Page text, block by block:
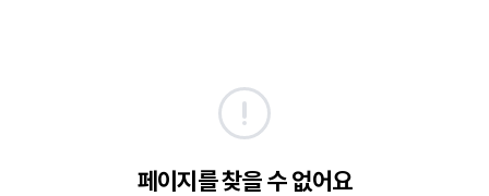
페이지를 찾을 수 없어요